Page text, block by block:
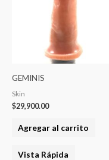
GEMINIS
Skin
$29,900.00
Agregar al carrito
Vista Rápida